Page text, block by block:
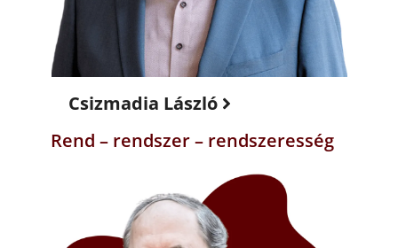
Csizmadia László
Rend – rendszer – rendszeresség